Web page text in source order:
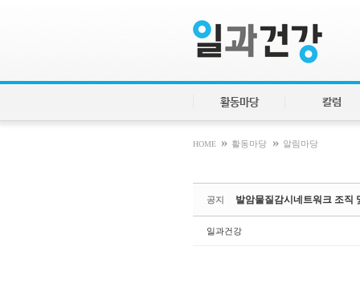
활동마당 칼럼
HOME » 활동마당 » 알림마당
공지 발암물질감시네트워크 조직
일과건강